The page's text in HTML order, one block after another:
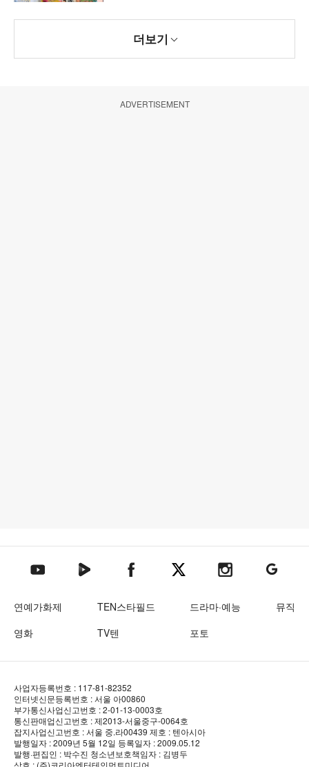
더보기
ADVERTISEMENT
텐아시아 유튜브텐아시아 네이버TV텐아시아 페이스북텐아시아 엑스텐아시아 인스타그램
텐아시아
연예가화제 TEN스타필드 드라마·예능
뮤직
영화
TV텐 포토
사업자등록번호 : 117-81-82352
인터넷신문등록번호 : 서울 아00860
부가통신사업신고번호 : 2-01-13-0003호
통신판매업신고번호 : 제2013-서울중구-0064호
잡지사업신고번호 : 서울 중.라00439 제호 : 텐아시아
발행일자 : 2009년 5월 12일 등록일자 : 2009.05.12
발행·편집인 : 박수진 청소년보호책임자 : 김병두
상호 : (주)코리아엔터테인먼트미디어